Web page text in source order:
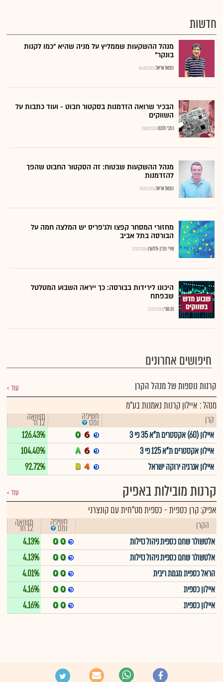
חדשות
מנהל ההשקעות שממליץ על מניה שהיא "כמו לקנות
בונקר"
04.08.2026נתנאל אריאל
הבכיר שרואה הזדמנות בסקטור חבוט - ועוד כתבות על
השווקים
01.08.2026כתבי גלובס
מנהל ההשקעות שבטוח: זה הסקטור החבוט שהפך
להזדמנות
28.07.2026נתנאל אריאל
מחזורי המסחר קפצו ולג'פריס יש המלצה חמה על
הבורסה בתל אביב
27.07.2026שירי חביב-ולדהורן
היכונו לירידות בבורסה: כך ייראה השבוע המטלטל
שבפתח
27.07.2026רם מורי
חיפושים אחרונים
קרנות נוספות של מנהל הקרן עוד
מנהל : איילון קרנות נאמנות בע"מ
קרן חשיפה
ומס תשואה
12 ח'
איילון (60) אקסטרים ת"א 35 פי 3
126.43%
איילון אקסטרים ת"א 125 פי 3
104.40%
איילון אנרגיה ירוקה ישראל
92.72%
קרנות מובילות באפיק עוד
אפיק:קרן כספית-כספית מט"חית עם קונצרני
הקרן חשיפה
ומס תשואה
12 חד'
אלטשולר שחם כספית ניהול נזילות
4.13%
אלטשולר שחם כספית ניהול נזילות
4.13%
הראל כספית מגמת ריבית
4.01%
איילון כספית
4.16%
איילון כספית
4.16%